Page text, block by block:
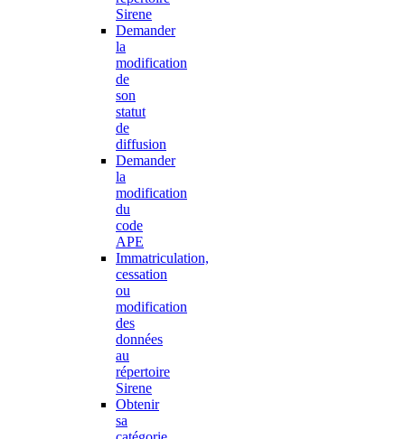
Sirene
Demander
la
modification
de
son
statut
de
diffusion
Demander
la
modification
du
code
APE
Immatriculation,
cessation
ou
modification
des
données
au
répertoire
Sirene
Obtenir
sa